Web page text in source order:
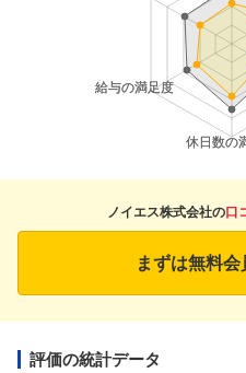
ノイエス株式会社の口
まずは無料会
評価の統計データ